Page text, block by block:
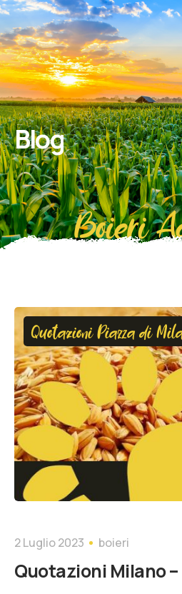
Blog
Boieri
Quotazioni Piazza di
2 Luglio 2023 boieri
Quotazioni Milano